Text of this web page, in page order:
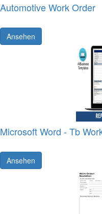
Automotive Work Order
Ansehen
Microsoft Word - Tb
Ansehen